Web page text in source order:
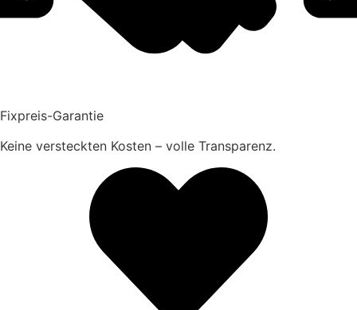
Fixpreis-Garantie
Keine versteckten Kosten – volle Transparenz.